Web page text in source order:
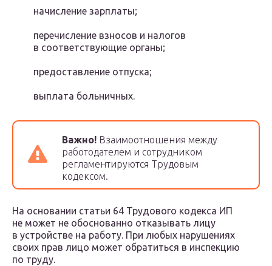
начисление зарплаты;
перечисление взносов и налогов
в соответствующие органы;
предоставление отпуска;
выплата больничных.
Важно! Взаимоотношения между
работодателем и сотрудником
регламентируются Трудовым
кодексом.
На основании статьи 64 Трудового кодекса ИП
не может не обоснованно отказывать лицу
в устройстве на работу. При любых нарушениях
своих прав лицо может обратиться в инспекцию
по труду.